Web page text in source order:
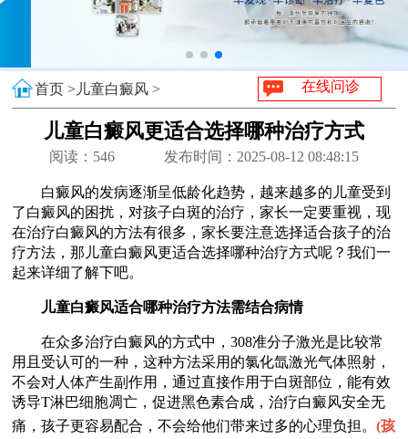
首页 > 儿童白癜风 > 在线问诊
儿童白癜风更适合选择哪种治疗方式
阅读： 546 发布时间：2025-08-12 08:48:15
白癜风的发病逐渐呈低龄化趋势，越来越多的儿童受到
了白癜风的困扰，对孩子白斑的治疗，家长一定要重视，现
在治疗白癜风的方法有很多，家长要注意选择适合孩子的治
疗方法，那儿童白癜风更适合选择哪种治疗方式呢？我们一
起来详细了解下吧。
儿童白癜风适合哪种治疗方法需结合病情
在众多治疗白癜风的方式中，308准分子激光是比较常
用且受认可的一种，这种方法采用的氯化氙激光气体照射，
不会对人体产生副作用，通过直接作用于白斑部位，能有效
诱导T淋巴细胞凋亡，促进黑色素合成，治疗白癜风安全无
痛，孩子更容易配合，不会给他们带来过多的心理负担。(孩